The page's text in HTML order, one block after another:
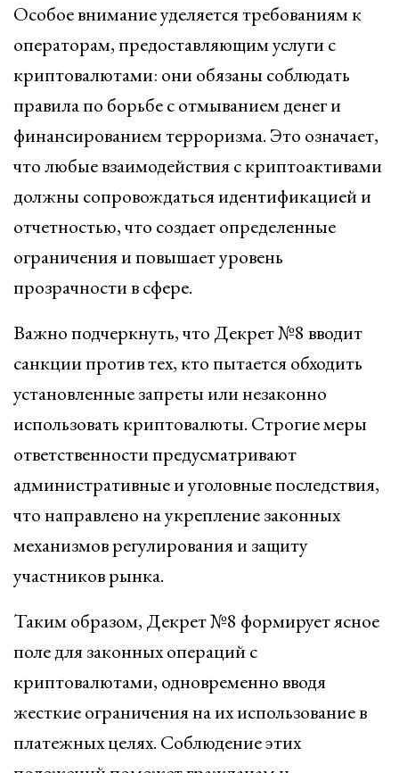
Особое внимание уделяется требованиям к
операторам, предоставляющим услуги с
криптовалютами: они обязаны соблюдать
правила по борьбе с отмыванием денег и
финансированием терроризма. Это означает,
что любые взаимодействия с криптоактивами
должны сопровождаться идентификацией и
отчетностью, что создает определенные
ограничения и повышает уровень
прозрачности в сфере.
Важно подчеркнуть, что Декрет №8 вводит
санкции против тех, кто пытается обходить
установленные запреты или незаконно
использовать криптовалюты. Строгие меры
ответственности предусматривают
административные и уголовные последствия,
что направлено на укрепление законных
механизмов регулирования и защиту
участников рынка.
Таким образом, Декрет №8 формирует ясное
поле для законных операций с
криптовалютами, одновременно вводя
жесткие ограничения на их использование в
платежных целях. Соблюдение этих